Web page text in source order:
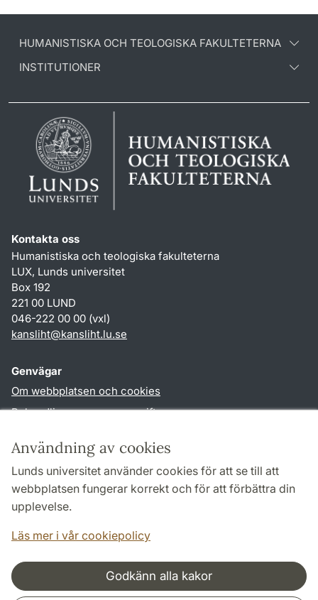
Användning av cookies
Lunds universitet använder cookies för att se till att
webbplatsen fungerar korrekt och för att förbättra din
upplevelse.
Läs mer i vår cookiepolicy
Godkänn alla kakor
HUMANISTISKA OCH TEOLOGISKA FAKULTETERNA
INSTITUTIONER
Kontakta oss
Humanistiska och teologiska fakulteterna
LUX, Lunds universitet
Box 192
221 00 LUND
046-222 00 00 (vxl)
kansliht@kansliht.lu.se
Genvägar
Om webbplatsen och cookies
Behandling av personuppgifter
TYPO3-login
Följ oss i sociala medier
Samarbeten och nätverk